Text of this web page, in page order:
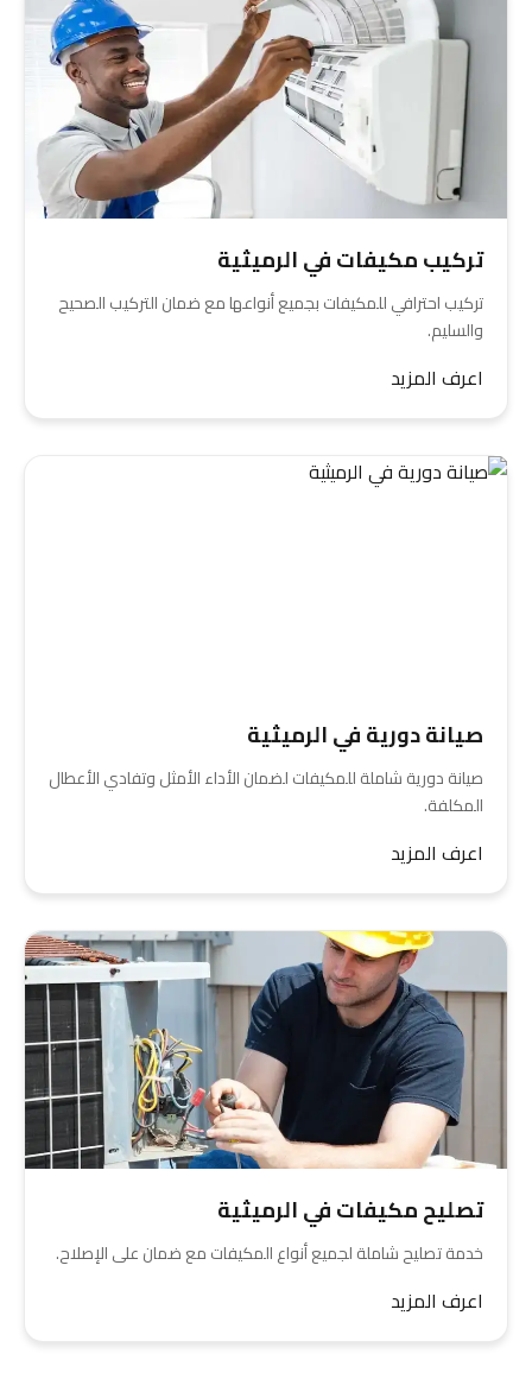
تركيب مكيفات في الرميثية
تركيب احترافي للمكيفات بجميع أنواعها مع ضمان التركيب الصحيح
والسليم.
اعرف المزيد
صيانة دورية في الرميثية
صيانة دورية شاملة للمكيفات لضمان الأداء الأمثل وتفادي الأعطال
المكلفة.
اعرف المزيد
تصليح مكيفات في الرميثية
خدمة تصليح شاملة لجميع أنواع المكيفات مع ضمان على الإصلاح.
اعرف المزيد